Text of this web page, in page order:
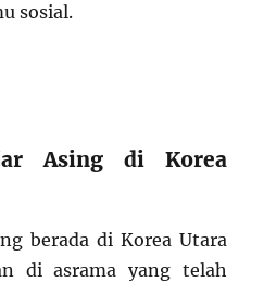
sosial.
Asing di Korea
berada di Korea Utara
di asrama yang telah